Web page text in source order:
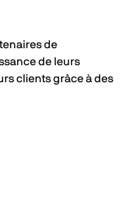
de
de leurs
clients grâce à des